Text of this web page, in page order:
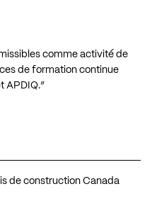
comme activité de
de formation continue
APDIQ.”
de construction Canada